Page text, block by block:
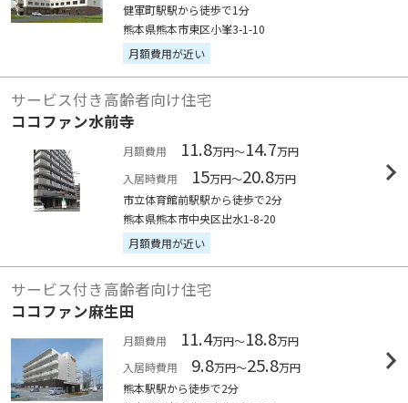
健軍町駅駅から徒歩で1分
熊本県熊本市東区小峯3-1-10
月額費用が近い
サービス付き高齢者向け住宅
ココファン水前寺
月額費用 11.8万円～14.7万円
入居時費用
15万円～20.8万円
市立体育館前駅駅から徒歩で2分
熊本県熊本市中央区出水1-8-20
月額費用が近い
サービス付き高齢者向け住宅
ココファン麻生田
月額費用 11.4万円～18.8万円
入居時費用
9.8万円～25.8万円
熊本駅駅から徒歩で2分